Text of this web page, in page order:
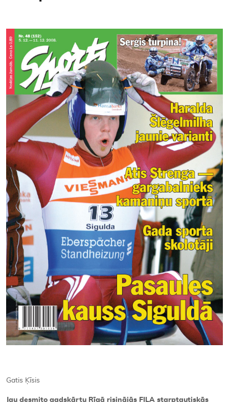
Gatis Ķīsis
Jau desmito gadskārtu Rīgā risinājās FILA starptautiskās